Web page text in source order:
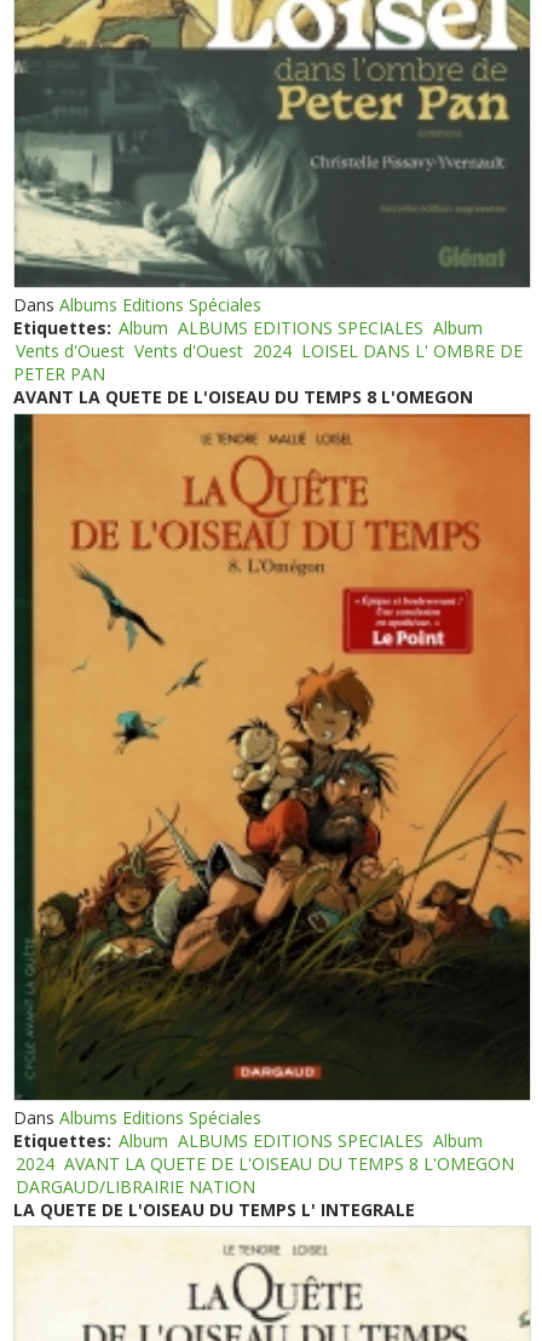
DansAlbums Editions Spéciales
Etiquettes: Album ALBUMS EDITIONS SPECIALES Album
Vents d'Ouest Vents d'Ouest 2024 LOISEL DANS L' OMBRE DE
PETER PAN
AVANT LA QUETE DE L'OISEAU DU TEMPS 8 L'OMEGON
DansAlbums Editions Spéciales
Etiquettes: Album ALBUMS EDITIONS SPECIALES Album
2024 AVANT LA QUETE DE L'OISEAU DU TEMPS 8 L'OMEGON
DARGAUD/LIBRAIRIE NATION
LA QUETE DE L'OISEAU DU TEMPS L' INTEGRALE